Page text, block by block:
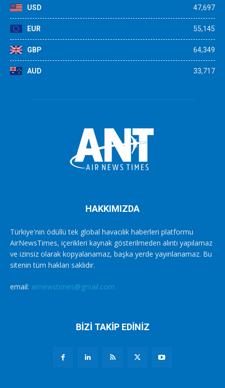
USD 47,697
EUR 55,145
GBP 64,349
AUD 33,717
HAKKIMIZDA
Türkiye'nin ödüllü tek global havacılık haberleri platformu
AirNewsTimes, içerikleri kaynak gösterilmeden alıntı yapılamaz
ve izinsiz olarak kopyalanamaz, başka yerde yayınlanamaz. Bu
sitenin tüm hakları saklıdır.
email: airnewstimes@gmail.com
BİZİ TAKİP EDİNİZ